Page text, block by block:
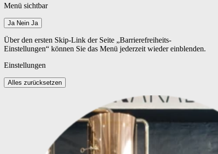
Menü sichtbar
Ja Nein Ja
Über den ersten Skip-Link der Seite „Barrierefreiheits-
Einstellungen“ können Sie das Menü jederzeit wieder einblenden.
Einstellungen
Alles zurücksetzen